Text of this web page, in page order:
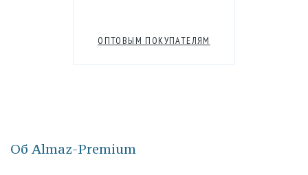
ОПТОВЫМ ПОКУПАТЕЛЯМ
Об Almaz-Premium